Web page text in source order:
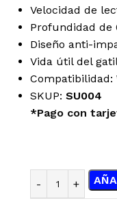
Velocidad de
Profundidad de
Diseño anti-
Vida útil del
Compatibilidad:
SKUP: SU004
*Pago con